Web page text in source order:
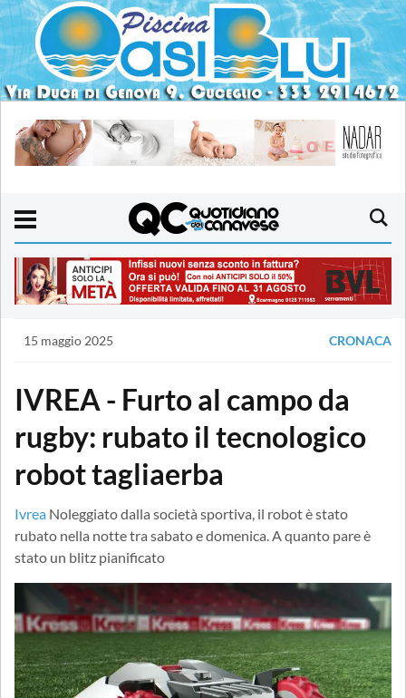
15 maggio 2025 CRONACA
IVREA - Furto al campo da
rugby: rubato il tecnologico
robot tagliaerba
Ivrea Noleggiato dalla società sportiva, il robot è stato
rubato nella notte tra sabato e domenica. A quanto pare è
stato un blitz pianificato